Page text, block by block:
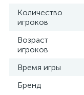
Количество
игроков
Возраст
игроков
Время игры
Бренд